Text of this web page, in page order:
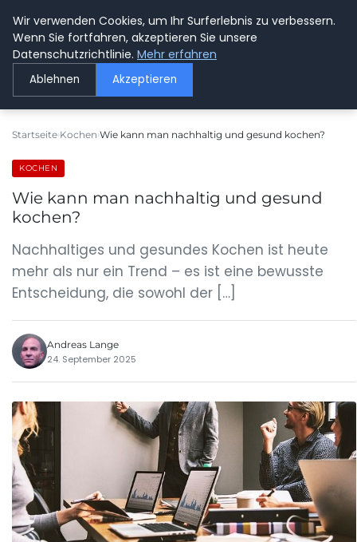
GETOESE IN MOESE
Startseite Kochen Wie kann man nachhaltig und gesund kochen?
KOCHEN
Wie kann man nachhaltig und gesund
kochen?
Nachhaltiges und gesundes Kochen ist heute
mehr als nur ein Trend – es ist eine bewusste
Entscheidung, die sowohl der […]
Andreas Lange
24. September 2025
Wir verwenden Cookies, um Ihr Surferlebnis zu verbessern.
Wenn Sie fortfahren, akzeptieren Sie unsere
Datenschutzrichtlinie. Mehr erfahren
Ablehnen Akzeptieren